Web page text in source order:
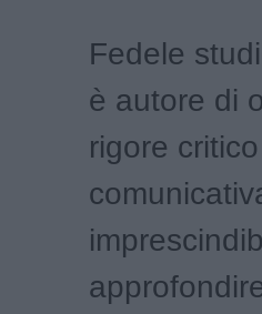
Fedele
è autore di
rigore